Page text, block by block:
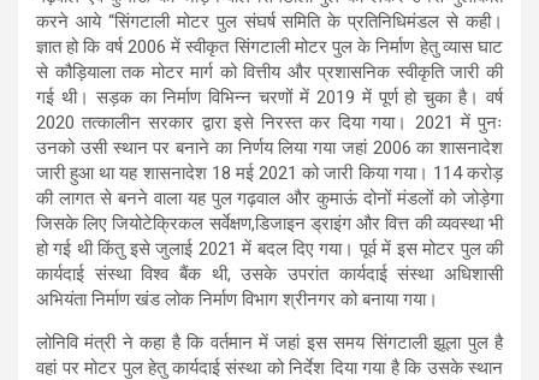
करने आये “सिंगटाली मोटर पुल संघर्ष समिति के प्रतिनिधिमंडल से कही।
ज्ञात हो कि वर्ष 2006 में स्वीकृत सिंगटाली मोटर पुल के निर्माण हेतु व्यास घाट
से कौड़ियाला तक मोटर मार्ग को वित्तीय और प्रशासनिक स्वीकृति जारी की
गई थी। सड़क का निर्माण विभिन्न चरणों में 2019 में पूर्ण हो चुका है। वर्ष
2020 तत्कालीन सरकार द्वारा इसे निरस्त कर दिया गया। 2021 में पुनः
उनको उसी स्थान पर बनाने का निर्णय लिया गया जहां 2006 का शासनादेश
जारी हुआ था यह शासनादेश 18 मई 2021 को जारी किया गया। 114 करोड़
की लागत से बनने वाला यह पुल गढ़वाल और कुमाऊं दोनों मंडलों को जोड़ेगा
जिसके लिए जियोटेक्रिकल सर्वेक्षण,डिजाइन ड्राइंग और वित्त की व्यवस्था भी
हो गई थी किंतु इसे जुलाई 2021 में बदल दिए गया। पूर्व में इस मोटर पुल की
कार्यदाई संस्था विश्व बैंक थी, उसके उपरांत कार्यदाई संस्था अधिशासी
अभियंता निर्माण खंड लोक निर्माण विभाग श्रीनगर को बनाया गया।
लोनिवि मंत्री ने कहा है कि वर्तमान में जहां इस समय सिंगटाली झूला पुल है
वहां पर मोटर पुल हेतु कार्यदाई संस्था को निर्देश दिया गया है कि उसके स्थान